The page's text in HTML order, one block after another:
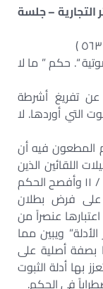
الدوائر التجارية – جلسة
“. حكم ” ما لا
عن تفريغ أشرطة
التي أوردها. لا
المطعون فيه أن
اللقائين الذين
تم بين المبلغ والطاعن يومي ٢٦ ، ٢٨ / ١٩٩٦ / ١١ وأفصح الحكم
على فرض بطلان
عنصراً من
ويبين مما
بصفة أصلية على
بها أدلة الثبوت
في الحكم.